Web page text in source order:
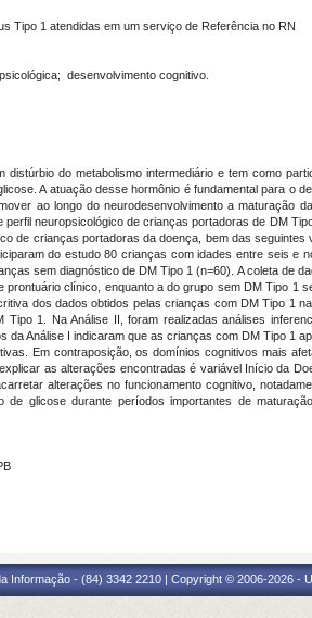
Tipo 1 atendidas em um serviço de Referência no RN
desenvolvimento cognitivo.
do metabolismo intermediário e tem como
A atuação desse hormônio é fundamental para o
ao longo do neurodesenvolvimento a maturação
neuropsicológico de crianças portadoras de DM
de crianças portadoras da doença, bem das
do estudo 80 crianças com idades entre seis
sem diagnóstico de DM Tipo 1 (n=60). A coleta de
clínico, enquanto a do grupo sem DM Tipo 1
dos dados obtidos pelas crianças com DM Tipo 1
1. Na Análise II, foram realizadas análises
Análise I indicaram que as crianças com DM Tipo 1
Em contraposição, os domínios cognitivos mais
as alterações encontradas é variável Início da
alterações no funcionamento cognitivo,
glicose durante períodos importantes de
Informação - (84) 3342 2210 | Copyright © 2006-2026 -